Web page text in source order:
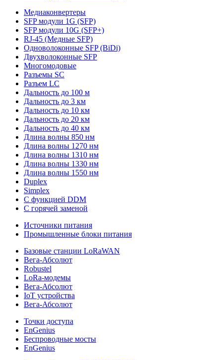
Медиаконвертеры
SFP модули 1G (SFP)
SFP модули 10G (SFP+)
RJ-45 (Медные SFP)
Одноволоконные SFP (BiDi)
Двухволоконные SFP
Многомодовые
Разъемы SC
Разъем LC
Дальность до 100 м
Дальность до 3 км
Дальность до 10 км
Дальность до 20 км
Дальность до 40 км
Длина волны 850 нм
Длина волны 1270 нм
Длина волны 1310 нм
Длина волны 1330 нм
Длина волны 1550 нм
Duplex
Simplex
С функцией DDM
С горячей заменой
Источники питания
Промышленные блоки питания
Базовые станции LoRaWAN
Вега-Абсолют
Robustel
LoRa-модемы
Вега-Абсолют
IoT устройства
Вега-Абсолют
Точки доступа
EnGenius
Беспроводные мосты
EnGenius